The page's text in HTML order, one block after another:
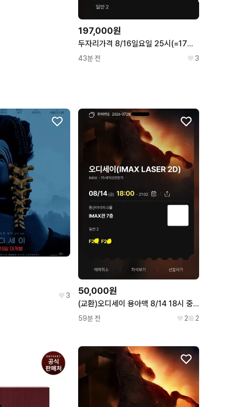
197,000원
두자리가격 8/16일요일 25시(=17월 대체공휴일) 영화 오디세이 용아맥 F열중블 2인석 용산CGV아이맥스 2연석 인터스텔라/인셉션/다크나이트 감독 두자리가격
43분 전 3
3 50,000원
(교환)오디세이 용아맥 8/14 18시 중블 2연석 <-> 21시 30분 중블 2연석 명당
59분 전 2 2